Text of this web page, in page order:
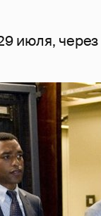
июля,